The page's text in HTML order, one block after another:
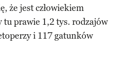
że jest człowiekiem
prawie 1,2 tys. rodzajów
i 117 gatunków